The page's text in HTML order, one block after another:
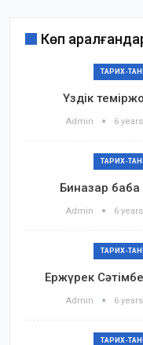
Көп
ТАРИХ-
Үздік
Admin 6
ТАРИХ-
Биназар баба
Admin 6
ТАРИХ-
Ержүрек
Admin 6
ТАРИХ-